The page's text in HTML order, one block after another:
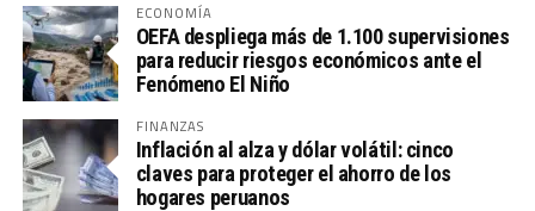
ECONOMÍA
OEFA despliega más de 1.100 supervisiones
para reducir riesgos económicos ante el
Fenómeno El Niño
FINANZAS
Inflación al alza y dólar volátil: cinco
claves para proteger el ahorro de los
hogares peruanos